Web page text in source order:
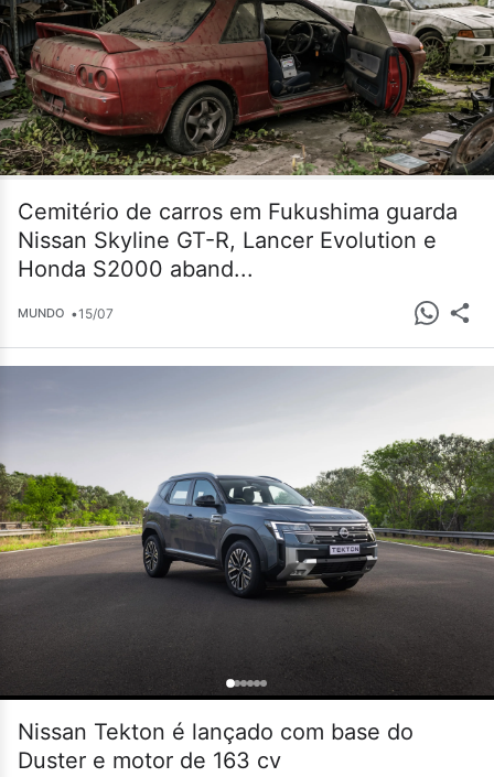
Cemitério de carros em Fukushima guarda
Nissan Skyline GT-R, Lancer Evolution e
Honda S2000 aband...
MUNDO •15/07
Nissan Tekton é lançado com base do
Duster e motor de 163 cv